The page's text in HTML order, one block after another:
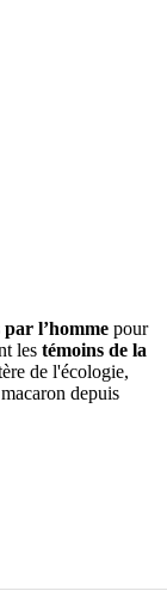
par l’homme pour
les témoins de la
de l'écologie,
depuis